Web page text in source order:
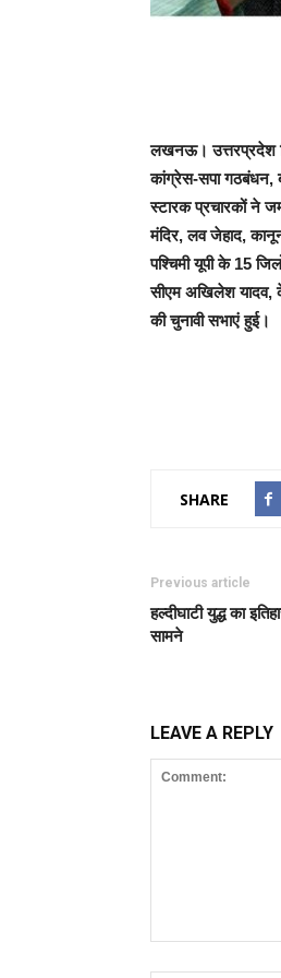
लखनऊ। उत्तरप्रदेश
कांग्रेस-सपा गठबंधन,
स्टारक प्रचारकों ने
मंदिर, लव जेहाद,
पश्चिमी यूपी के 15
सीएम अखिलेश यादव,
की चुनावी सभाएं हुई।
SHARE
Previous article
हल्दीघाटी युद्ध का
सामने
LEAVE A REPLY